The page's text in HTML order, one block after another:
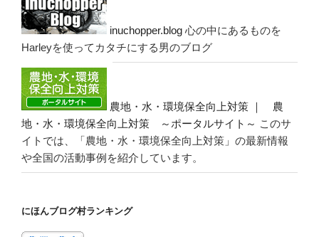
inuchopper.blog 心の中にあるものを
Harleyを使ってカタチにする男のブログ
農地・水・環境保全向上対策 ｜ 農
地・水・環境保全向上対策 ～ポータルサイト～ このサ
イトでは、「農地・水・環境保全向上対策」の最新情報
や全国の活動事例を紹介しています。
にほんブログ村ランキング